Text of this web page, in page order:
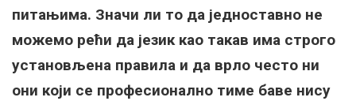
питањима. Значи ли то да једноставно не
можемо рећи да језик као такав има строго
установљена правила и да врло често ни
они који се професионално тиме баве нису